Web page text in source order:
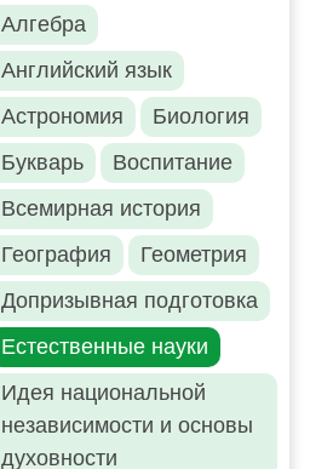
Алгебра
Английский язык
Астрономия
Биология
Букварь
Воспитание
Всемирная история
География
Геометрия
Допризывная подготовка
Естественные науки
Идея национальной
независимости и основы
духовности